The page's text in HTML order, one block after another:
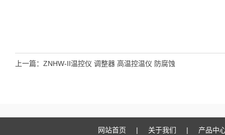
上一篇： ZNHW-II温控仪 调整器 高温控温仪 防腐蚀
网站首页 | 关于我们 | 产品中